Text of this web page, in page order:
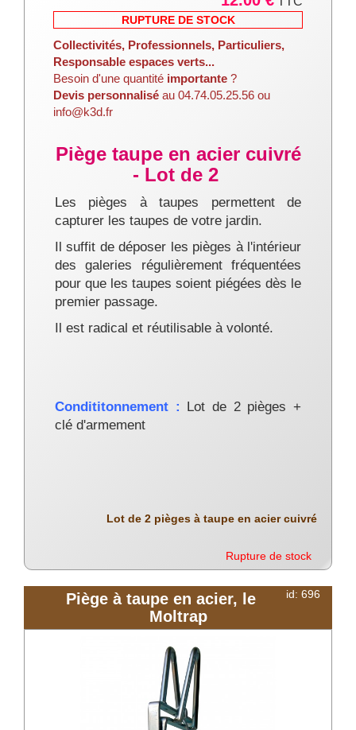
RUPTURE DE STOCK
Collectivités, Professionnels, Particuliers,
Responsable espaces verts...
Besoin d'une quantité importante ?
Devis personnalisé au 04.74.05.25.56 ou
info@k3d.fr
Piège taupe en acier cuivré
- Lot de 2
Les pièges à taupes permettent de
capturer les taupes de votre jardin.
Il suffit de déposer les pièges à l'intérieur
des galeries régulièrement fréquentées
pour que les taupes soient piégées dès le
premier passage.
Il est radical et réutilisable à volonté.
Condititonnement : Lot de 2 pièges +
clé d'armement
Lot de 2 pièges à taupe en acier cuivré
Rupture de stock
id: 696
Piège à taupe en acier, le
Moltrap